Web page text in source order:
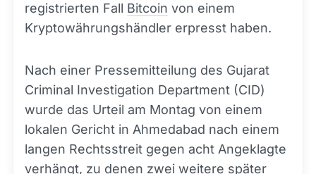
registrierten Fall Bitcoin von einem
Kryptowährungshändler erpresst haben.
Nach einer Pressemitteilung des Gujarat
Criminal Investigation Department (CID)
wurde das Urteil am Montag von einem
lokalen Gericht in Ahmedabad nach einem
langen Rechtsstreit gegen acht Angeklagte
verhängt, zu denen zwei weitere später